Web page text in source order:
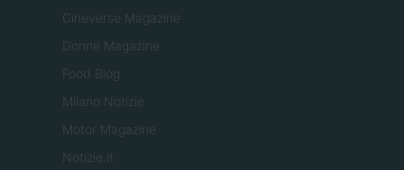
Cineverse Magazine
Donne Magazine
Food Blog
Milano Notizie
Motor Magazine
Notizie.it